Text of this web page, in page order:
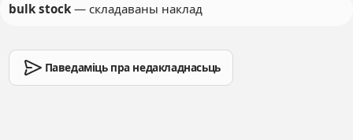
bulk stock— складаваны наклад
Паведаміць пра недакладнасьць